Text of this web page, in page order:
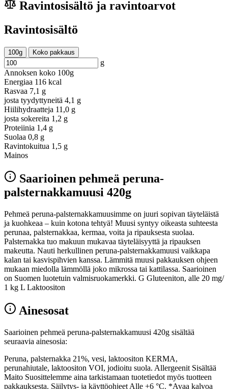
Ravintosisältö ja ravintoarvot
Ravintosisältö
100g Koko pakkaus
g
Annoksen koko 100g
Energiaa 116 kcal
Rasvaa 7,1 g
josta tyydyttyneitä 4,1 g
Hiilihydraatteja 11,0 g
josta sokereita 1,2 g
Proteiinia 1,4 g
Suolaa 0,8 g
Ravintokuitua 1,5 g
Mainos
Saarioinen pehmeä peruna-
palsternakkamuusi 420g
Pehmeä peruna-palsternakkamuusimme on juuri sopivan täyteläistä
ja kuohkeaa – kuin kotona tehtyä! Muusi syntyy oikeasta suhteesta
perunaa, palsternakkaa, kermaa, voita ja ripauksesta suolaa.
Palsternakka tuo makuun mukavaa täyteläisyyttä ja ripauksen
makeutta. Nauti herkullinen peruna-palsternakkamuusi vaikkapa
kalan tai kasvispihvien kanssa. Lämmitä muusi pakkauksen ohjeen
mukaan miedolla lämmöllä joko mikrossa tai kattilassa. Saarioinen
on Suomen luotetuin valmisruokamerkki. G Gluteeniton, alle 20 mg/
1 kg L Laktoositon
Ainesosat
Saarioinen pehmeä peruna-palsternakkamuusi 420g sisältää
seuraavia ainesosia:
Peruna, palsternakka 21%, vesi, laktoositon KERMA,
perunahiutale, laktoositon VOI, jodioitu suola. Allergeenit Sisältää
Maito Suosittelemme aina tarkistamaan tuotetiedot myös tuotteen
pakkauksesta. Säilytys- ja käyttöohjeet Alle +6 °C. *Avaa kalvoa